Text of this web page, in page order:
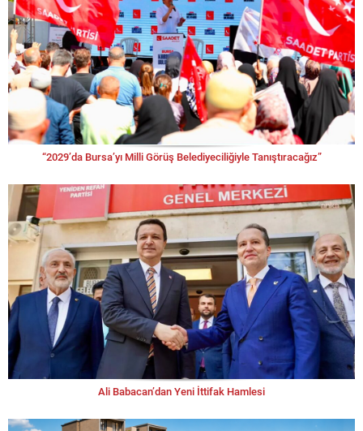
“2029’da Bursa’yı Milli Görüş Belediyeciliğiyle Tanıştıracağız”
Ali Babacan’dan Yeni İttifak Hamlesi